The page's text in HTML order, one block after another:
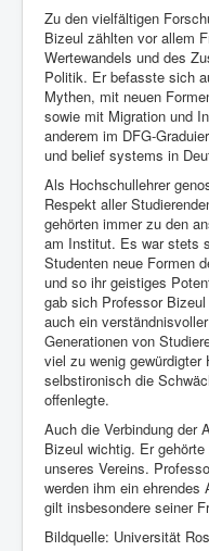
Zu den vielfältigen
Bizeul zählten vor allem
Wertewandels und des
Politik. Er befasste sich
Mythen, mit neuen
sowie mit Migration und
anderem im DFG-
und belief systems in
Als Hochschullehrer
Respekt aller
gehörten immer zu den
am Institut. Es war stets
Studenten neue Formen
und so ihr geistiges
gab sich Professor
auch ein
Generationen von
viel zu wenig gewürdigter
selbstironisch die
offenlegte.
Auch die Verbindung der
Bizeul wichtig. Er
unseres Vereins.
werden ihm ein ehrendes
gilt insbesondere seiner
Bildquelle: Universität